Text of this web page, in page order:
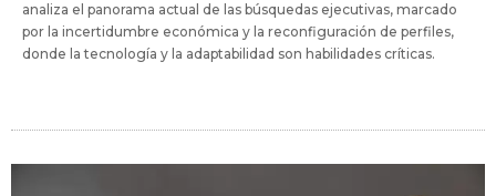
analiza el panorama actual de las búsquedas ejecutivas, marcado
por la incertidumbre económica y la reconfiguración de perfiles,
donde la tecnología y la adaptabilidad son habilidades críticas.